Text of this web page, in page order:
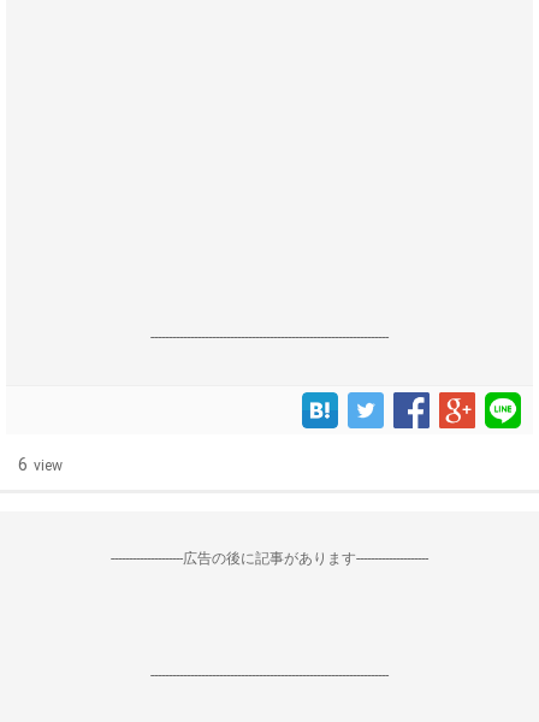
------------------------------------------------------------------
6 view
--------------------広告の後に記事があります--------------------
------------------------------------------------------------------